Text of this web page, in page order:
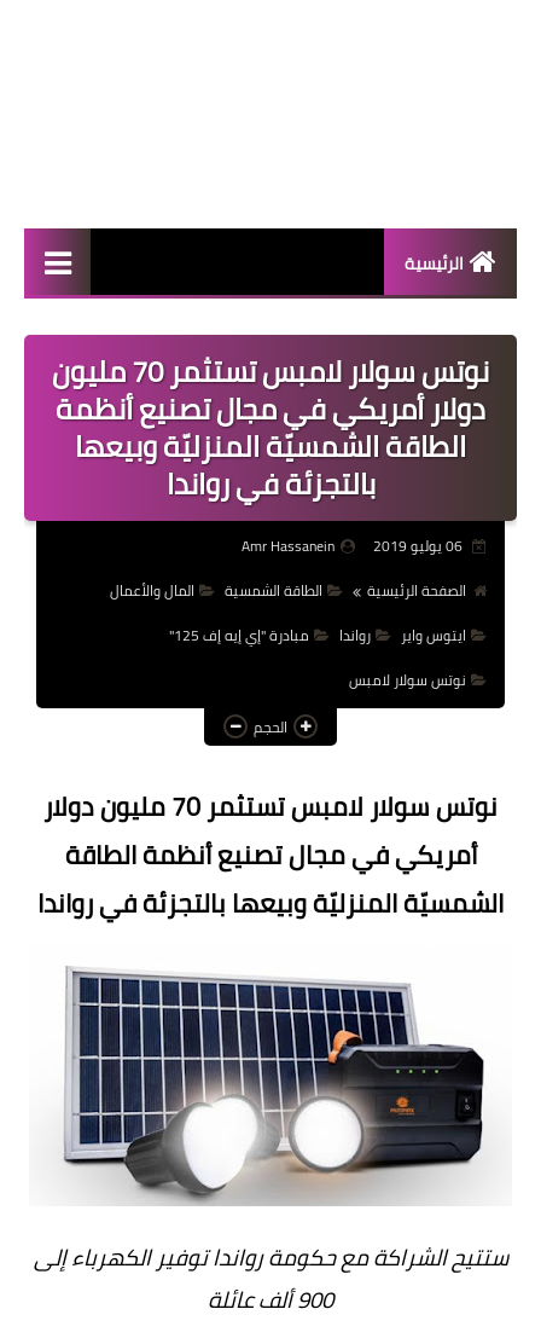
الرئيسية
منوعات
فعاليات
صحة
تكنولوجيا
عالم المرأة
فن وثقافة
أخبار عربية
أخبار العالم
نوتس سولار لامبس تستثمر 70 مليون
دولار أمريكي في مجال تصنيع أنظمة
الطاقة الشمسيّة المنزليّة وبيعها
بالتجزئة في رواندا
06 يوليو 2019
Amr Hassanein
الصفحة الرئيسية
الطاقة الشمسية
المال والأعمال
ايتوس واير
رواندا
مبادرة "إي إيه إف 125"
نوتس سولار لامبس
الحجم
نوتس سولار لامبس تستثمر 70 مليون دولار
أمريكي فيمجالتصنيع أنظمة الطاقة
الشمسيّة المنزليّة وبيعها بالتجزئة في رواندا
ستتيح الشراكة مع حكومة رواندا توفير الكهرباء إلى
900 ألف عائلة